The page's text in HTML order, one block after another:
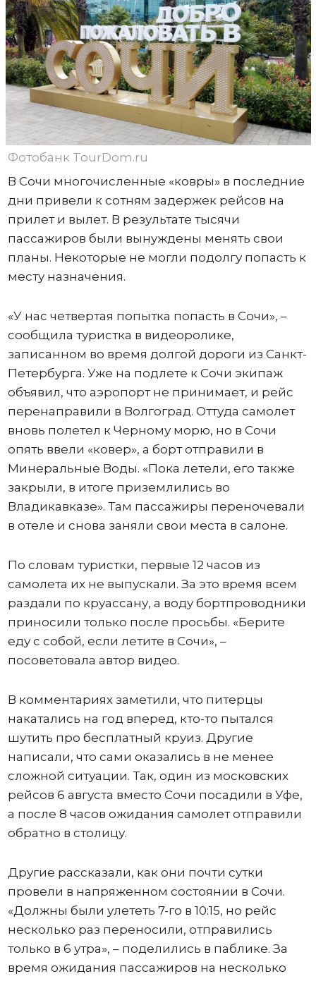
Фотобанк TourDom.ru
В Сочи многочисленные «ковры» в последние
дни привели к сотням задержек рейсов на
прилет и вылет. В результате тысячи
пассажиров были вынуждены менять свои
планы. Некоторые не могли подолгу попасть к
месту назначения.
«У нас четвертая попытка попасть в Сочи», –
сообщила туристка в видеоролике,
записанном во время долгой дороги из Санкт-
Петербурга. Уже на подлете к Сочи экипаж
объявил, что аэропорт не принимает, и рейс
перенаправили в Волгоград. Оттуда самолет
вновь полетел к Черному морю, но в Сочи
опять ввели «ковер», а борт отправили в
Минеральные Воды. «Пока летели, его также
закрыли, в итоге приземлились во
Владикавказе». Там пассажиры переночевали
в отеле и снова заняли свои места в салоне.
По словам туристки, первые 12 часов из
самолета их не выпускали. За это время всем
раздали по круассану, а воду бортпроводники
приносили только после просьбы. «Берите
еду с собой, если летите в Сочи», –
посоветовала автор видео.
В комментариях заметили, что питерцы
накатались на год вперед, кто-то пытался
шутить про бесплатный круиз. Другие
написали, что сами оказались в не менее
сложной ситуации. Так, один из московских
рейсов 6 августа вместо Сочи посадили в Уфе,
а после 8 часов ожидания самолет отправили
обратно в столицу.
Другие рассказали, как они почти сутки
провели в напряженном состоянии в Сочи.
«Должны были улететь 7-го в 10:15, но рейс
несколько раз переносили, отправились
только в 6 утра», – поделились в паблике. За
время ожидания пассажиров на несколько